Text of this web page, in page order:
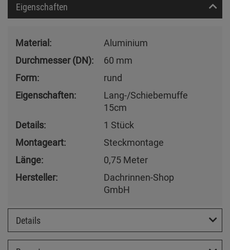
Eigenschaften
Material:
Aluminium
Durchmesser (DN):
60 mm
Form:
rund
Eigenschaften:
Lang-/Schiebemuffe
15cm
Details:
1 Stück
Montageart:
Steckmontage
Länge:
0,75 Meter
Hersteller:
Dachrinnen-Shop
GmbH
Details